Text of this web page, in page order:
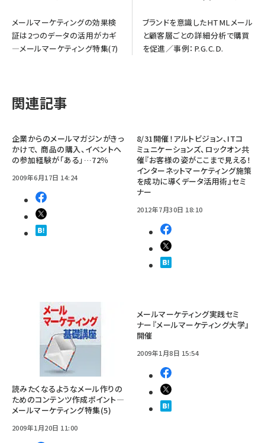
メールマーケティングの効果検
証は2つのデータの活用がカギ
―メールマーケティング特集(7)
ブランドを意識したHTMLメール
と顧客層ごとの詳細分析で購買
を促進／事例：P.G.C.D.
関連記事
企業からのメールマガジンがきっ
かけで、 商品の購入、イベントへ
の参加経験が「ある」…72％
2009年6月17日 14:24
8/31開催！アルトビジョン、ITコ
ミュニケーションズ、ロックオン共
催『お客様の姿がここまで見える！
インターネットマーケティング施策
を成功に導くデータ活用術』セミ
ナー
2012年7月30日 18:10
読みたくなるようなメール作りの
ためのコンテンツ作成ポイント―
メールマーケティング特集(5)
2009年1月20日 11:00
メールマーケティング実践セミ
ナー『メールマーケティング大学』
開催
2009年1月8日 15:54